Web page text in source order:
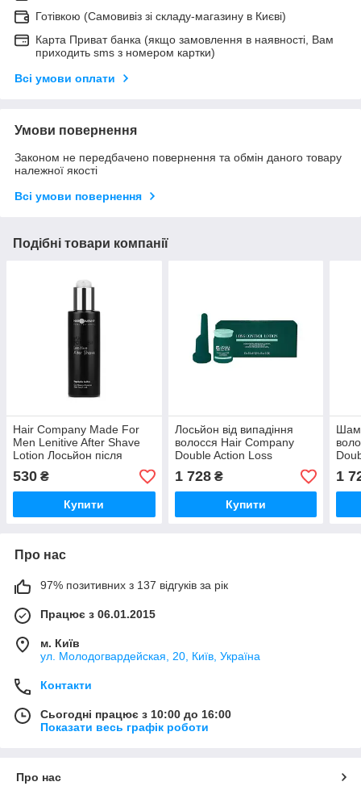
Готівкою (Самовивіз зі складу-магазину в Києві)
Карта Приват банка (якщо замовлення в наявності, Вам
приходить sms з номером картки)
Всі умови оплати
Умови повернення
Законом не передбачено повернення та обмін даного товару
належної якості
Всі умови повернення
Подібні товари компанії
Hair Company Made For
Men Lenitive After Shave
Lotion Лосьйон після
гоління 150 мл (Оригінал)
530 ₴
Купити
Лосьйон від випадіння
волосся Hair Company
Double Action Loss
Revitalising Lotion 10х10
мл (Оригінал)
1 728₴
Купити
1
Про нас
97% позитивних з 137 відгуків за рік
Працює з 06.01.2015
м. Київ
ул. Молодогвардейская, 20, Київ, Україна
Контакти
Сьогодні працює з 10:00 до 16:00
Показати весь графік роботи
Про нас